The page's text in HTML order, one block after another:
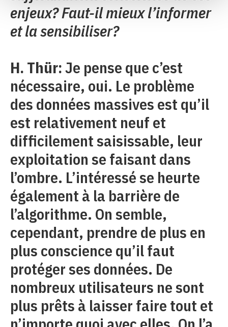
enjeux? Faut-il mieux l’informer
et la sensibiliser?
H. Thür:Je pense que c’est
nécessaire, oui. Le problème
des données massives est qu’il
est relativement neuf et
difficilement saisissable, leur
exploitation se faisant dans
l’ombre. L’intéressé se heurte
également à la barrière de
l’algorithme. On semble,
cependant, prendre de plus en
plus conscience qu’il faut
protéger ses données. De
nombreux utilisateurs ne sont
plus prêts à laisser faire tout et